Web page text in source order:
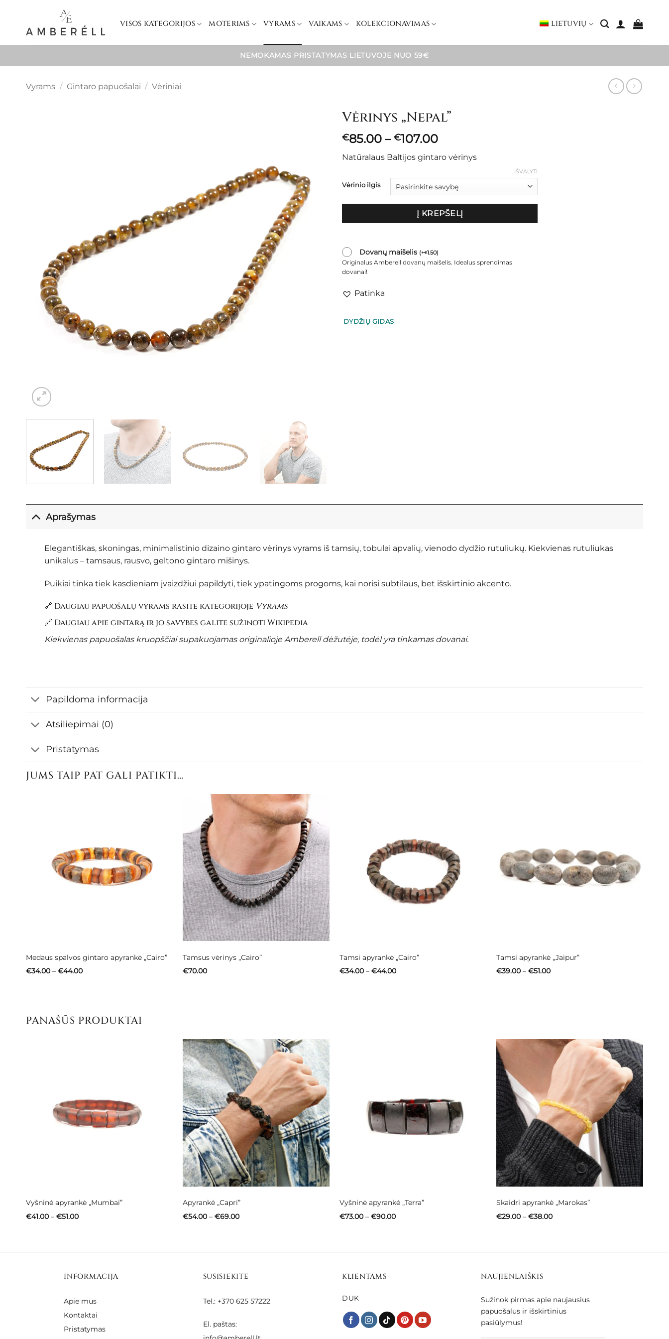
content
VISOS KATEGORIJOS MOTERIMS VYRAMS VAIKAMS KOLEKCIONAVIMAS LIETUVIŲ
NEMOKAMAS PRISTATYMAS LIETUVOJE NUO 59€
Vyrams / Gintaro papuošalai / Vėriniai
Vėrinys „Nepal”
€85.00 – €107.00Price
€85.00
€107.00
Natūralaus Baltijos gintaro vėrinys
Vėrinio ilgis
IŠVALYTI
Į KREPŠELĮ
Dovanų maišelis (+€1.50)
Originalus Amberell dovanų maišelis. Idealus sprendimas
dovanai!
Patinka
DYDŽIŲ GIDAS
Aprašymas
Elegantiškas, skoningas, minimalistinio dizaino gintaro vėrinys vyrams iš tamsių, tobulai apvalių, vienodo dydžio rutuliukų. Kiekvienas rutuliukas
unikalus – tamsaus, rausvo, geltono gintaro mišinys.
Puikiai tinka tiek kasdieniam įvaizdžiui papildyti, tiek ypatingoms progoms, kai norisi subtilaus, bet išskirtinio akcento.
🔗 Daugiau papuošalų vyrams rasite kategorijoje Vyrams
🔗 Daugiau apie gintarą ir jo savybes galite sužinotiWikipedia
Kiekvienas papuošalas kruopščiai supakuojamas originalioje Amberell dėžutėje, todėl yra tinkamas dovanai.
Papildoma informacija
Atsiliepimai (0)
Pristatymas
JUMS TAIP PAT GALI PATIKTI…
Medaus spalvos gintaro apyrankė „Cairo”
€34.00 – €44.00Price
Tamsus vėrinys „Cairo”
€70.00
Tamsi apyrankė „Cairo”
€34.00 – €44.00Price
Tamsi apyrankė „Jaipur”
€39.00 – €51.00Price
PANAŠŪS PRODUKTAI
Vyšninė apyrankė „Mumbai”
€41.00 – €51.00Price
Apyrankė „Capri”
€54.00 – €69.00Price
Vyšninė apyrankė „Terra”
€73.00 – €90.00Price
Skaidri apyrankė „Marokas”
€29.00 – €38.00Price
INFORMACIJA
Apie mus
Kontaktai
Pristatymas
SUSISIEKITE
Tel.: +370 625 57222
El. paštas:
KLIENTAMS
DUK
NAUJIENLAIŠKIS
Sužinok pirmas apie naujausius
papuošalus ir išskirtinius
pasiūlymus!